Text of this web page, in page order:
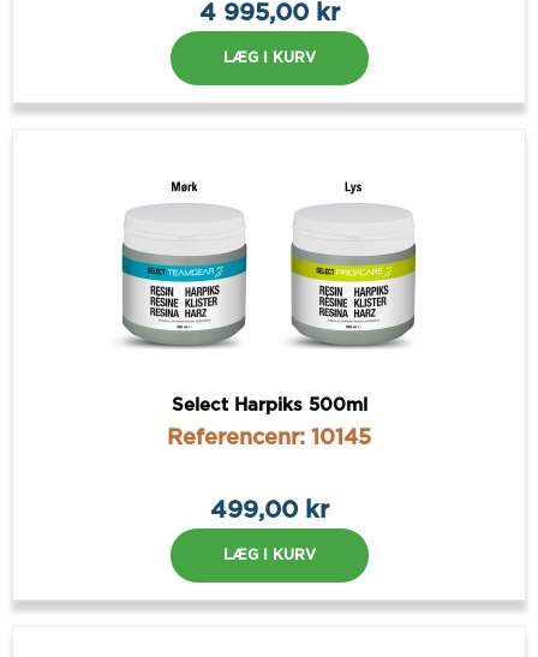
4 995,00 kr
LÆG I KURV
Select Harpiks 500ml
Referencenr: 10145
499,00 kr
LÆG I KURV